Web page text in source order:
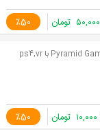
٪50 ۵۰,۰۰۰ تومان
٪50 ۱۰,۰۰۰ تومان